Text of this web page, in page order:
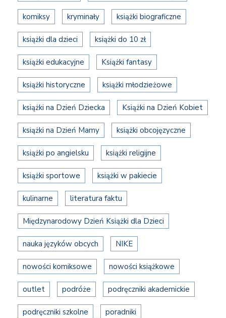
komiksy kryminały książki biograficzne
książki dla dzieci książki do 10 zł
książki edukacyjne Książki fantasy
książki historyczne książki młodzieżowe
książki na Dzień Dziecka Książki na Dzień Kobiet
książki na Dzień Mamy książki obcojęzyczne
książki po angielsku książki religijne
książki sportowe książki w pakiecie
kulinarne literatura faktu
Międzynarodowy Dzień Książki dla Dzieci
nauka języków obcych NIKE
nowości komiksowe nowości książkowe
outlet podróże podręczniki akademickie
podręczniki szkolne poradniki